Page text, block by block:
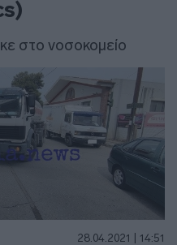
στο νοσοκομείο
28.04.2021 | 14:51